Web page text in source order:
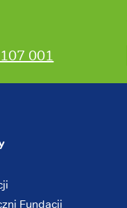
001
Fundacji